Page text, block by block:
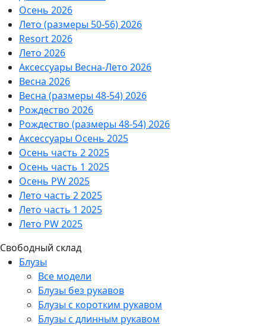
Осень 2026
Лето (размеры 50-56) 2026
Resort 2026
Лето 2026
Аксессуары Весна-Лето 2026
Весна 2026
Весна (размеры 48-54) 2026
Рождество 2026
Рождество (размеры 48-54) 2026
Аксессуары Осень 2025
Осень часть 2 2025
Осень часть 1 2025
Осень PW 2025
Лето часть 2 2025
Лето часть 1 2025
Лето PW 2025
Свободный склад
Блузы
Все модели
Блузы без рукавов
Блузы с коротким рукавом
Блузы с длинным рукавом